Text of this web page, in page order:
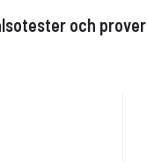
och prover